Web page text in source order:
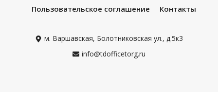
Пользовательское соглашение
Контакты
м. Варшавская, Болотниковская ул., д.5к3
info@tdofficetorg.ru